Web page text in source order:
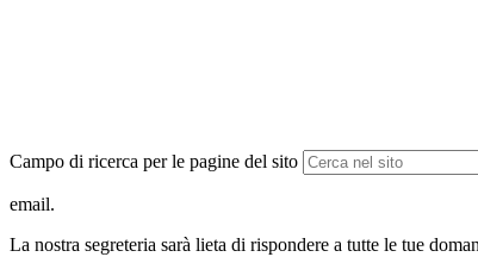
Campo di ricerca per le pagine del sito
email.
La nostra segreteria sarà lieta di rispondere a tutte le tue